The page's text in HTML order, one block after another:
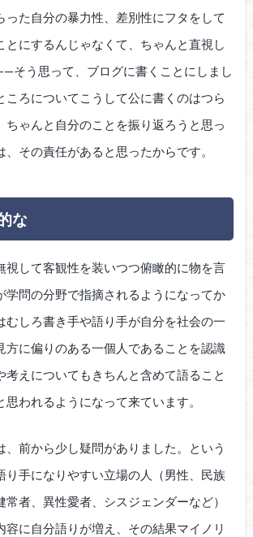
った自分の暴力性、差別性にフタをして
とにするんじゃなくて、ちゃんと直視し
そう思って、ブログに書くことにしまし
ころについてこうして公に書くのはつら
ちゃんと自分のことを振り返ろうと思っ
、その責任があると思ったからです。
な
視して客観性を装いつつ俯瞰的に物を言
学問の分野で指摘されるようになってか
むしろ書き手や語り手が自分を社会の一
方に偏りのある一個人であることを認識
考えについてもきちんと含めて語ること
思われるようになって来ています。
、前から少し疑問がありました。という
り手になりやすい立場の人（男性、民族
常者、異性愛者、シスジェンダーなど）
容に自分語りが増え、その結果マイノリ